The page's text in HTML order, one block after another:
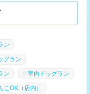
ン
グラン
ン 室内ドッグラン
こOK（店内）